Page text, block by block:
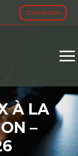
CONNEXION
À LA
–